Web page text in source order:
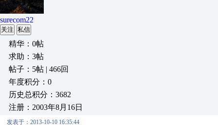
surecom22
关注 私信
精华：0帖
求助：3帖
帖子：5帖 | 466回
年度积分：0
历史总积分：3682
注册：2003年8月16日
发表于：2013-10-10 16:35:44